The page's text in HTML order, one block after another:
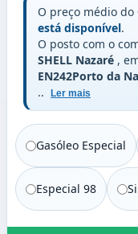
O preço médio do
está disponível.
O posto com o
SHELL Nazaré ,
EN242Porto da
..
Ler mais
Gasóleo Especial
Especial 98